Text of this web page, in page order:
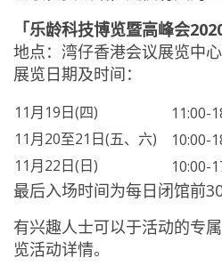
「乐龄科技博览暨高峰会2020
地点：湾仔香港会议展览中
展览日期及时间：
11月19日(四)
11:00-
11月20至21日(五、六)
10:00-
11月22日(日)
10:00-
最后入场时间为每日闭馆前30
有兴趣人士可以于活动的专
览活动详情。